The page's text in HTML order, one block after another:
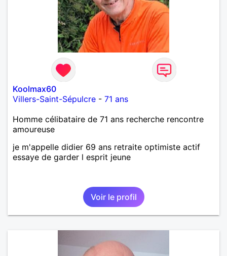
Koolmax60
Villers-Saint-Sépulcre - 71 ans
Homme célibataire de 71 ans recherche rencontre
amoureuse
je m'appelle didier 69 ans retraite optimiste actif
essaye de garder l esprit jeune
Voir le profil